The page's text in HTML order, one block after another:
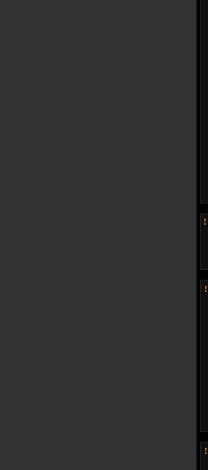
!
!
!